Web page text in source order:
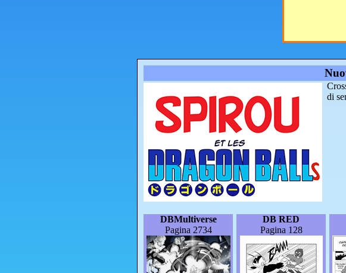
di
DBMultiverse
Pagina 2734
DB RED
Pagina 128